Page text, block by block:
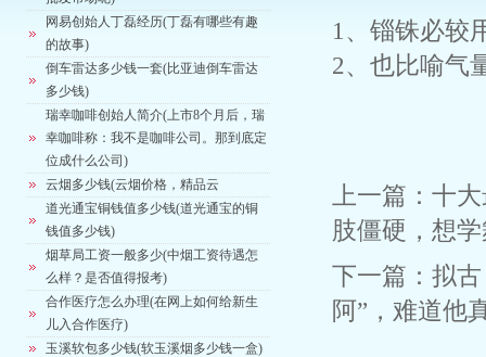
网易创始人丁磊经历(丁磊有哪些有趣
的故事)
倒车雷达多少钱一套(比亚迪倒车雷达
多少钱)
瑞幸咖啡创始人简介(上市8个月后，瑞
幸咖啡称：我不是咖啡公司。那到底定
位成什么公司)
云烟多少钱(云烟价格，精品云
道光通宝铜钱值多少钱(道光通宝的铜
钱值多少钱)
烟草局工资一般多少(中烟工资待遇怎
么样？是否值得报考)
合作医疗怎么办理(在网上如何给新生
儿入合作医疗)
玉溪软包多少钱(软玉溪烟多少钱一盒)
1、锱铢必较
2、也比喻气
上一篇： 十
肢僵硬，想
下一篇： 拟
阿”，难道他